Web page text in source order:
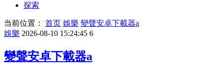
探索
当前位置： 首页 娛樂 變聲安卓下載器a
娛樂 2026-08-10 15:24:45 6
變聲安卓下載器a